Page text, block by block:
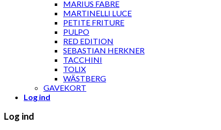
MARIUS FABRE
MARTINELLI LUCE
PETITE FRITURE
PULPO
RED EDITION
SEBASTIAN HERKNER
TACCHINI
TOLIX
WÄSTBERG
GAVEKORT
Log ind
Log ind